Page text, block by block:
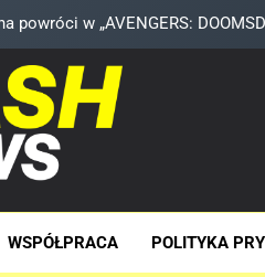
powróci w „AVENGERS:
sceny z modlitwą Thora do
Kit Connor dołączy do obsady
wydarzyło się na Staten Island? –
powróci w „AVENGERS:
WSPÓŁPRACA POLITYKA